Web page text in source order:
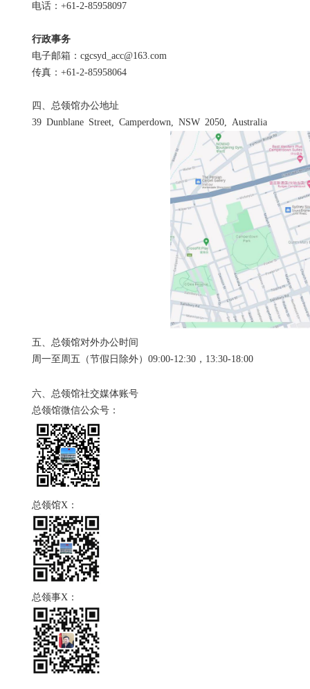
电话：+61-2-85958097
行政事务
电子邮箱：cgcsyd_acc@163.com
传真：+61-2-85958064
四、总领馆办公地址
39 Dunblane Street, Camperdown, NSW 2050, Australia
五、总领馆对外办公时间
周一至周五（节假日除外）09:00-12:30，13:30-18:00
六、总领馆社交媒体账号
总领馆微信公众号：
总领馆X：
总领事X：